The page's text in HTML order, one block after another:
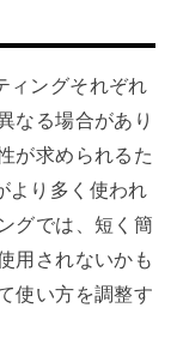
ィングそれぞれ
なる場合があり
が求められるた
より多く使われ
グでは、短く簡
用されないかも
使い方を調整す